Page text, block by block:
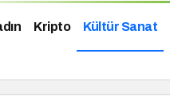
Kripto Kültür Sanat